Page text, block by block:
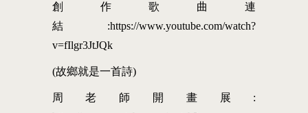
創作歌曲連
結:https://www.youtube.com/watch?
v=fIlgr3JtJQk
(故鄉就是一首詩)
周老師開畫展: